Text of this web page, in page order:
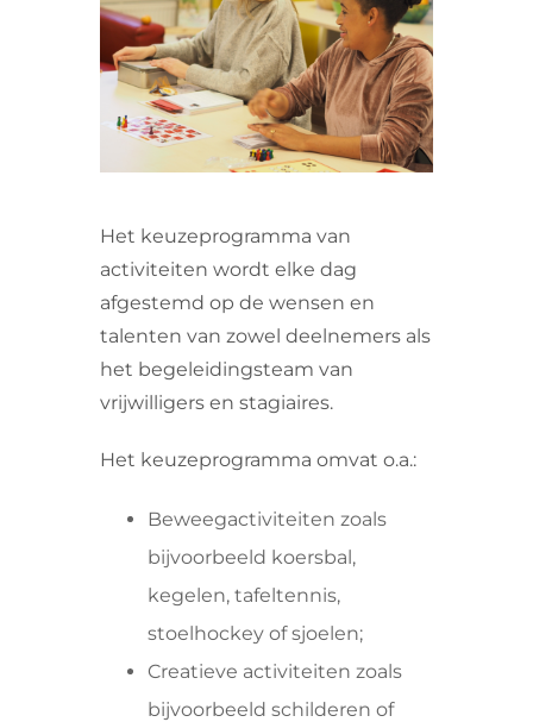
VRIJWILLIGERS & STAGIAIRES
Het keuzeprogramma van
activiteiten wordt elke dag
afgestemd op de wensen en
talenten van zowel deelnemers als
het begeleidingsteam van
vrijwilligers en stagiaires.
Het keuzeprogramma omvat o.a.:
Beweegactiviteiten zoals
bijvoorbeeld koersbal,
kegelen, tafeltennis,
stoelhockey of sjoelen;
Creatieve activiteiten zoals
bijvoorbeeld schilderen of